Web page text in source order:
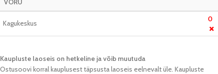
VÕRU
Kagukeskus 0
❌
Kaupluste laoseis on hetkeline ja võib muutuda​
Ostusoovi korral kauplusest täpsusta laoseis eelnevalt üle. Kaupluste